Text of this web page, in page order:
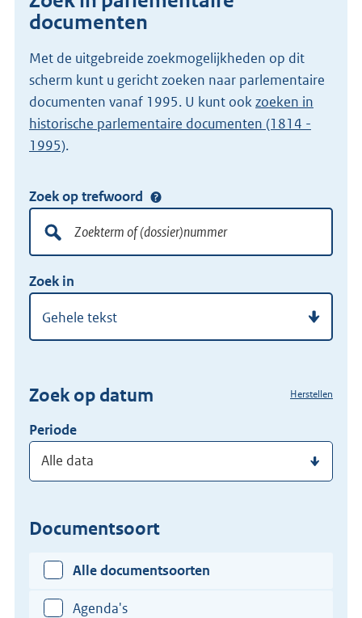
documenten
Met de uitgebreide zoekmogelijkheden op dit
scherm kunt u gericht zoeken naar parlementaire
documenten vanaf 1995. U kunt ookzoeken in
historische parlementaire documenten (1814 -
1995).
Doorzoek
alle
lokale
wet-
en
regelgeving
Zoek op trefwoord
of
(dossier)nummer
hier
uw
in
Zoek in
Zoek op datum
Periode
Herstellen
Documentsoort
Alle documentsoorten
Agenda's